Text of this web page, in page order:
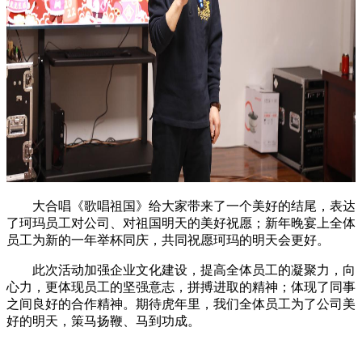
大合唱《歌唱祖国》给大家带来了一个美好的结尾，表达
了珂玛员工对公司、对祖国明天的美好祝愿；新年晚宴上全体
员工为新的一年举杯同庆，共同祝愿珂玛的明天会更好。
此次活动加强企业文化建设，提高全体员工的凝聚力，向
心力，更体现员工的坚强意志，拼搏进取的精神；体现了同事
之间良好的合作精神。期待虎年里，我们全体员工为了公司美
好的明天，策马扬鞭、马到功成。